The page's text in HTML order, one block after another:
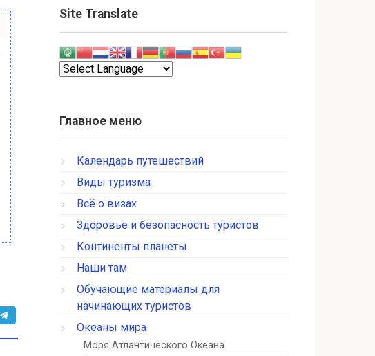
Site Translate
Главное меню
Календарь путешествий
Виды туризма
Всё о визах
Здоровье и безопасность туристов
Континенты планеты
Наши там
Обучающие материалы для
начинающих туристов
Океаны мира
Моря Атлантического Океана